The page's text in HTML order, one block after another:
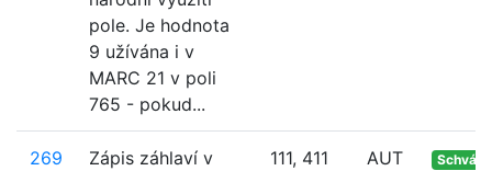
pole. Je hodnota
9 užívána i v
MARC 21 v poli
765 - pokud...
269
Zápis záhlaví v
111, 411 AUT